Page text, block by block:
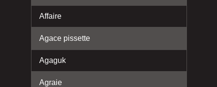
Affaire
Agace pissette
Agaguk
Agraie